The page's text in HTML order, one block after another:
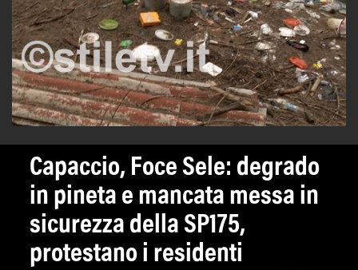
Capaccio, Foce Sele: degrado
in pineta e mancata messa in
sicurezza della SP175,
protestano i residenti